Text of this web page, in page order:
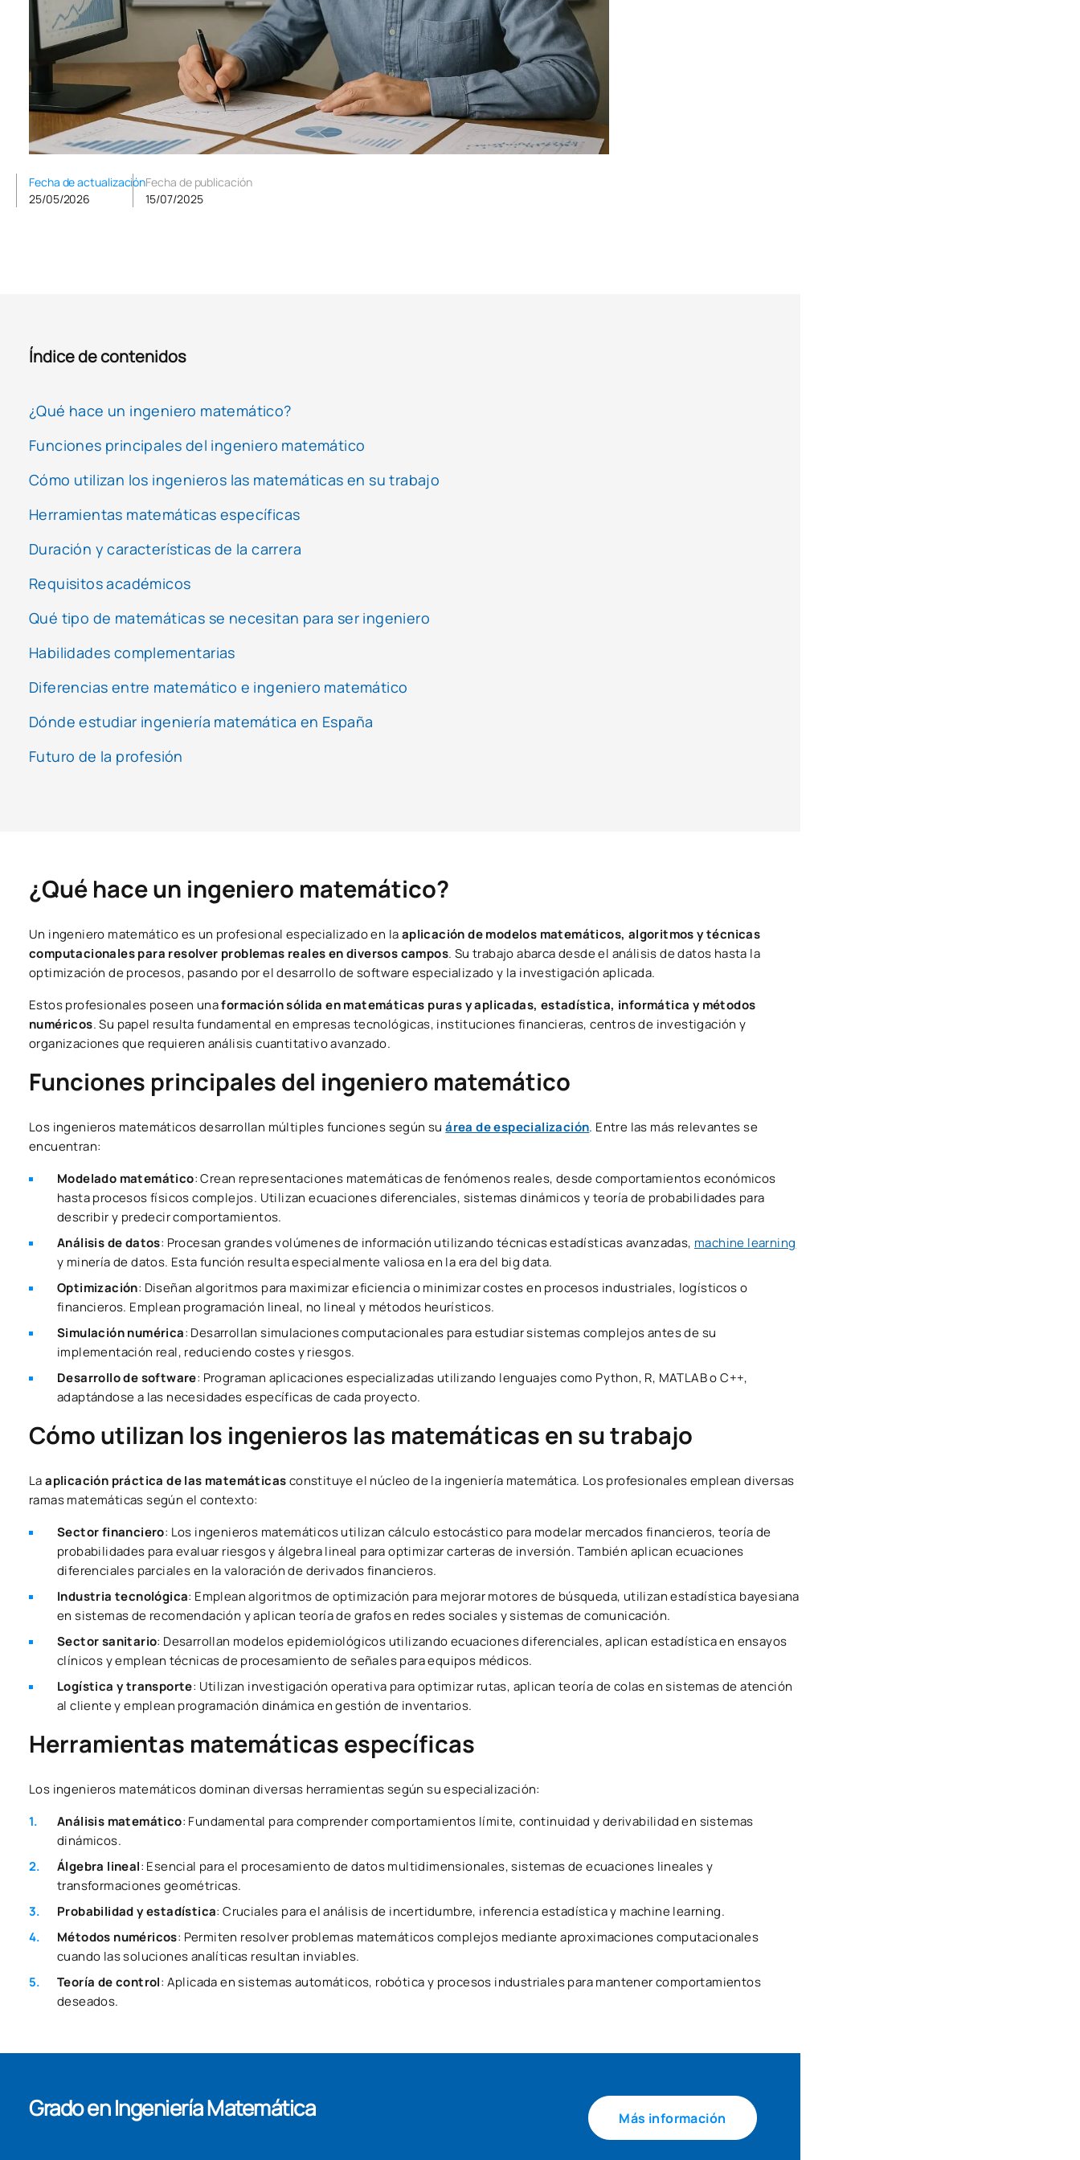
Fecha de actualización
25/05/2026
Fecha de publicación
15/07/2025
Índice de contenidos
¿Qué hace un ingeniero matemático?
Funciones principales del ingeniero matemático
Cómo utilizan los ingenieros las matemáticas en su trabajo
Herramientas matemáticas específicas
Duración y características de la carrera
Requisitos académicos
Qué tipo de matemáticas se necesitan para ser ingeniero
Habilidades complementarias
Diferencias entre matemático e ingeniero matemático
Dónde estudiar ingeniería matemática en España
Futuro de la profesión
¿Qué hace un ingeniero matemático?
Un ingeniero matemático es un profesional especializado en laaplicación de modelos matemáticos, algoritmos y técnicas
computacionales para resolver problemas reales en diversos campos. Su trabajo abarca desde el análisis de datos hasta la
optimización de procesos, pasando por el desarrollo de software especializado y la investigación aplicada.
Estos profesionales poseen unaformación sólida en matemáticas puras y aplicadas, estadística, informática y métodos
numéricos. Su papel resulta fundamental en empresas tecnológicas, instituciones financieras, centros de investigación y
organizaciones que requieren análisis cuantitativo avanzado.
Funciones principales del ingeniero matemático
Los ingenieros matemáticos desarrollan múltiples funciones según suárea de especialización. Entre las más relevantes se
encuentran:
Modelado matemático: Crean representaciones matemáticas de fenómenos reales, desde comportamientos económicos
hasta procesos físicos complejos. Utilizan ecuaciones diferenciales, sistemas dinámicos y teoría de probabilidades para
describir y predecir comportamientos.
Análisis de datos: Procesan grandes volúmenes de información utilizando técnicas estadísticas avanzadas, machine learning
y minería de datos. Esta función resulta especialmente valiosa en la era del big data.
Optimización: Diseñan algoritmos para maximizar eficiencia o minimizar costes en procesos industriales, logísticos o
financieros. Emplean programación lineal, no lineal y métodos heurísticos.
Simulación numérica: Desarrollan simulaciones computacionales para estudiar sistemas complejos antes de su
implementación real, reduciendo costes y riesgos.
Desarrollo de software: Programan aplicaciones especializadas utilizando lenguajes como Python, R, MATLAB o C++,
adaptándose a las necesidades específicas de cada proyecto.
Cómo utilizan los ingenieros las matemáticas en su trabajo
Laaplicación práctica de las matemáticasconstituye el núcleo de la ingeniería matemática. Los profesionales emplean diversas
ramas matemáticas según el contexto:
Sector financiero: Los ingenieros matemáticos utilizan cálculo estocástico para modelar mercados financieros, teoría de
probabilidades para evaluar riesgos y álgebra lineal para optimizar carteras de inversión. También aplican ecuaciones
diferenciales parciales en la valoración de derivados financieros.
Industria tecnológica: Emplean algoritmos de optimización para mejorar motores de búsqueda, utilizan estadística bayesiana
en sistemas de recomendación y aplican teoría de grafos en redes sociales y sistemas de comunicación.
Sector sanitario: Desarrollan modelos epidemiológicos utilizando ecuaciones diferenciales, aplican estadística en ensayos
clínicos y emplean técnicas de procesamiento de señales para equipos médicos.
Logística y transporte: Utilizan investigación operativa para optimizar rutas, aplican teoría de colas en sistemas de atención
al cliente y emplean programación dinámica en gestión de inventarios.
Herramientas matemáticas específicas
Los ingenieros matemáticos dominan diversas herramientas según su especialización:
Análisis matemático: Fundamental para comprender comportamientos límite, continuidad y derivabilidad en sistemas
dinámicos.
Álgebra lineal: Esencial para el procesamiento de datos multidimensionales, sistemas de ecuaciones lineales y
transformaciones geométricas.
Probabilidad y estadística: Cruciales para el análisis de incertidumbre, inferencia estadística y machine learning.
Métodos numéricos: Permiten resolver problemas matemáticos complejos mediante aproximaciones computacionales
cuando las soluciones analíticas resultan inviables.
Teoría de control: Aplicada en sistemas automáticos, robótica y procesos industriales para mantener comportamientos
deseados.
Grado en Ingeniería Matemática Más información